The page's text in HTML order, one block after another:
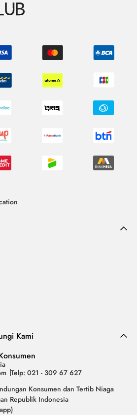
Kami
Telp: 021 - 309 67 627
Konsumen dan Tertib Niaga
Republik Indonesia